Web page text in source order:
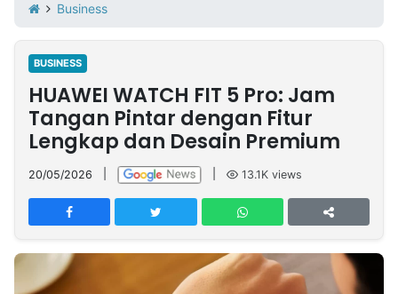
Iklan
Berita
Kami
Nasional
International
Olahraga
Entertainment
Daerah
Pariwisata
Kuliner
Kolom
Network
PT
TREETAN
INDONESIA
Business
BUSINESS
HUAWEI WATCH FIT 5 Pro: Jam
Tangan Pintar dengan Fitur
Lengkap dan Desain Premium
20/05/2026 13.1K views